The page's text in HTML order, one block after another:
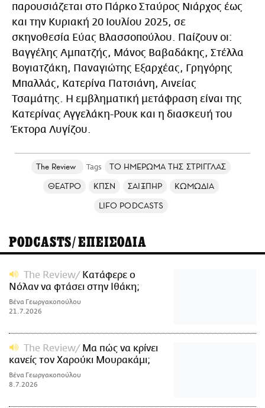
παρουσιάζεται στο Πάρκο Σταύρος Νιάρχος έως
και την Κυριακή 20 Ιουλίου 2025, σε
σκηνοθεσία Εύας Βλασσοπούλου. Παίζουν οι:
Βαγγέλης Αμπατζής, Μάνος Βαβαδάκης, Στέλλα
Βογιατζάκη, Παναγιώτης Εξαρχέας, Γρηγόρης
Μπαλλάς, Κατερίνα Πατσιάνη, Aινείας
Τσαμάτης. Η εμβληματική μετάφραση είναι της
Κατερίνας Αγγελάκη-Ρουκ και η διασκευή του
Έκτορα Λυγίζου.
The Review
ΤΟ ΗΜΕΡΩΜΑ ΤΗΣ ΣΤΡΙΓΓΛΑΣ
ΘΕΑΤΡΟ
ΚΠΣΝ ΣΑΙΞΠΗΡ
ΚΩΜΩΔΙΑ
LIFO PODCASTS
PODCASTS/ΕΠΕΙΣΟΔΙΑ
The Review
Κατάφερε ο
Νόλαν να φτάσει στην Ιθάκη;
Βένα Γεωργακοπούλου
21.7.2026
The Review
Μα πώς να κρίνει
κανείς τον Χαρούκι Μουρακάμι;
Βένα Γεωργακοπούλου
8.7.2026